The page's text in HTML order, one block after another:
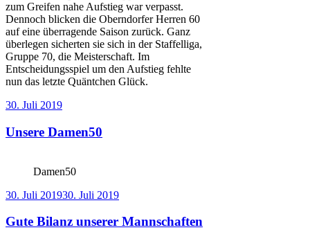
zum Greifen nahe Aufstieg war verpasst.
Dennoch blicken die Oberndorfer Herren 60
auf eine überragende Saison zurück. Ganz
überlegen sicherten sie sich in der Staffelliga,
Gruppe 70, die Meisterschaft. Im
Entscheidungsspiel um den Aufstieg fehlte
nun das letzte Quäntchen Glück.
Veröffentlicht
30. Juli 2019
Unsere Damen50
Damen50
Veröffentlicht
30. Juli 201930. Juli 2019
Gute Bilanz unserer Mannschaften